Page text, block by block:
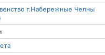
г.Набережные Челны